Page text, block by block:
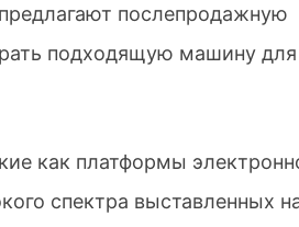
послепродажную
подходящую машину для
как платформы
спектра выставленных